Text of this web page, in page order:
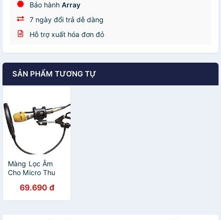
Bảo hành Array
7 ngày đổi trả dễ dàng
Hỗ trợ xuất hóa đơn đỏ
SẢN PHẨM TƯƠNG TỰ
Màng Lọc Âm
Cho Micro Thu
Cao Cấp - Hàng
Chính Hãng
69.690 đ